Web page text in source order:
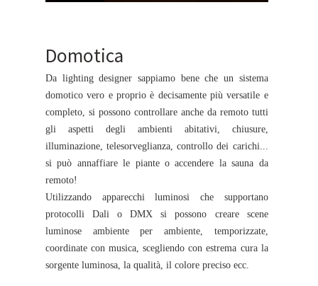
Domotica
Da lighting designer sappiamo bene che un sistema
domotico vero e proprio è decisamente più versatile e
completo, si possono controllare anche da remoto tutti
gli aspetti degli ambienti abitativi, chiusure,
illuminazione, telesorveglianza, controllo dei carichi...
si può annaffiare le piante o accendere la sauna da
remoto!
Utilizzando apparecchi luminosi che supportano
protocolli Dali o DMX si possono creare scene
luminose ambiente per ambiente, temporizzate,
coordinate con musica, scegliendo con estrema cura la
sorgente luminosa, la qualità, il colore preciso ecc.